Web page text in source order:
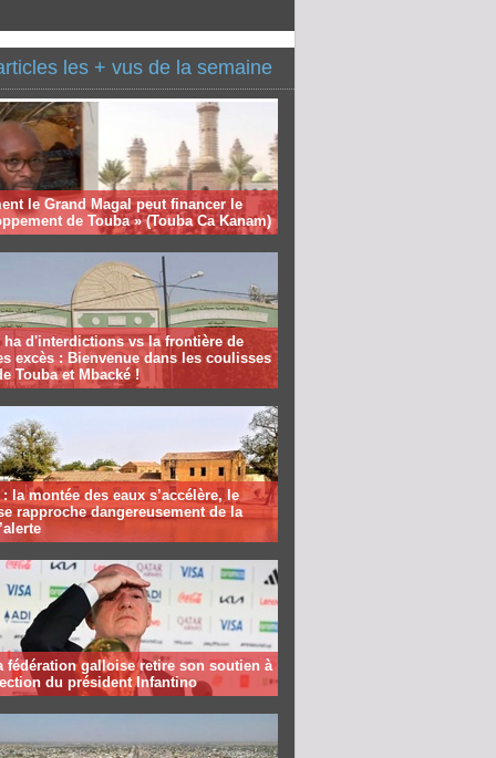
les + vus de la semaine
le Grand Magal peut financer le
de Touba » (Touba Ca Kanam)
ha d'interdictions vs la frontière de
excès : Bienvenue dans les coulisses
Touba et Mbacké !
la montée des eaux s’accélère, le
rapproche dangereusement de la
fédération galloise retire son soutien à
du président Infantino